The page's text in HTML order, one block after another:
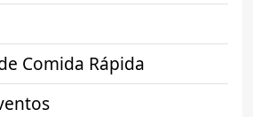
Comida Rápida